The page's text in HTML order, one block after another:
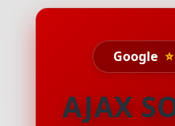
Google
AJAX